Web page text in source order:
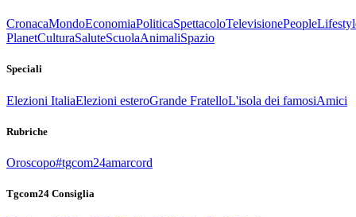
CronacaMondoEconomiaPoliticaSpettacoloTelevisionePeople
PlanetCulturaSaluteScuolaAnimaliSpazio
Speciali
Elezioni ItaliaElezioni esteroGrande FratelloL'isola dei famosiAmici
Rubriche
Oroscopo#tgcom24amarcord
Tgcom24 Consiglia